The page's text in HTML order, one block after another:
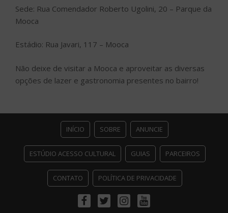
Sede: Rua Comendador Roberto Ugolini, 20 – Parque da
Mooca
Estádio: Rua Javari, 117 – Mooca
Não deixe de visitar a Mooca e aproveitar as diversas
opções de lazer e gastronomia presentes no bairro!
INÍCIO SOBRE ANUNCIE
ESTÚDIO ACESSO CULTURAL GUIAS PARCEIROS
CONTATO POLÍTICA DE PRIVACIDADE
FacebookTwitterInstagramYoutube